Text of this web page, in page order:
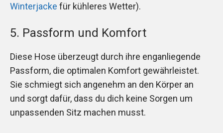
Winterjacke für kühleres Wetter).
5. Passform und Komfort
Diese Hose überzeugt durch ihre enganliegende
Passform, die optimalen Komfort gewährleistet.
Sie schmiegt sich angenehm an den Körper an
und sorgt dafür, dass du dich keine Sorgen um
unpassenden Sitz machen musst.